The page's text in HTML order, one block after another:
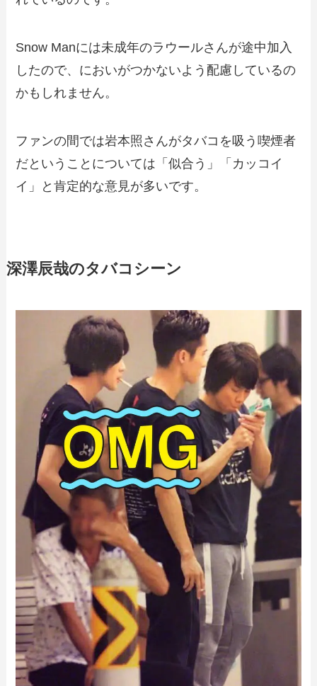
Snow Manには未成年のラウールさんが途中加入
したので、においがつかないよう配慮しているの
かもしれません。
ファンの間では岩本照さんがタバコを吸う喫煙者
だということについては「似合う」「カッコイ
イ」と肯定的な意見が多いです。
深澤辰哉のタバコシーン